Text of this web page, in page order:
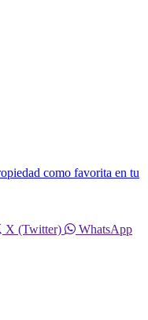
como favorita en tu
X (Twitter)
WhatsApp